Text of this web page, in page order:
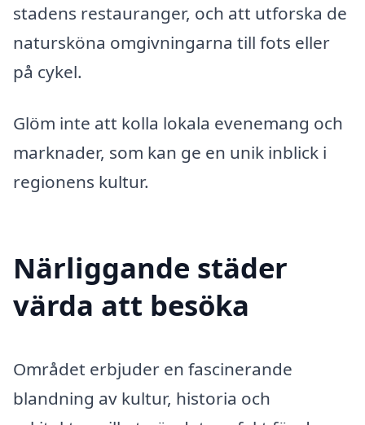
stadens restauranger, och att utforska de
natursköna omgivningarna till fots eller
på cykel.
Glöm inte att kolla lokala evenemang och
marknader, som kan ge en unik inblick i
regionens kultur.
Närliggande städer
värda att besöka
Området erbjuder en fascinerande
blandning av kultur, historia och